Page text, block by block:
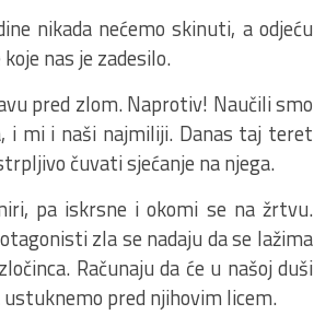
nikada nećemo skinuti, a odjeću
nas je zadesilo.
pred zlom. Naprotiv! Naučili smo
i mi i naši najmiliji. Danas taj teret
čuvati sjećanje na njega.
pa iskrsne i okomi se na žrtvu.
zla se nadaju da se lažima
Računaju da će u našoj duši
pred njihovim licem.